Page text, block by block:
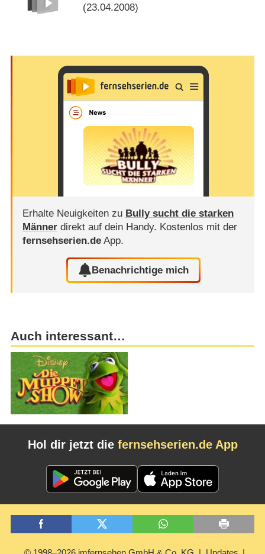
(23.04.2008)
Erhalte Neuigkeiten zu Bully sucht die starken
Männerdirekt auf dein Handy. Kostenlos mit der
fernsehserien.deApp.
Benachrichtige mich
Auch interessant…
Hol dir jetzt die fernsehserien.de App